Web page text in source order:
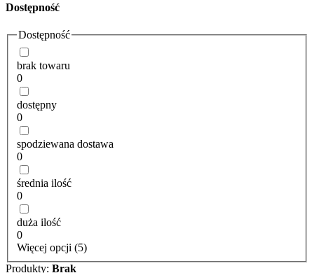
Dostępność
Dostępność
brak towaru
0
dostępny
0
spodziewana dostawa
0
średnia ilość
0
duża ilość
0
Więcej opcji (5)
Produkty: Brak